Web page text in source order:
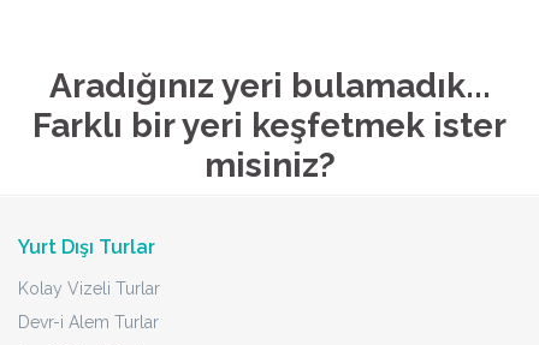
Aradığınız yeri bulamadık...
Farklı bir yeri keşfetmek ister
misiniz?
Yurt Dışı Turlar
Kolay Vizeli Turlar
Devr-i Alem Turlar